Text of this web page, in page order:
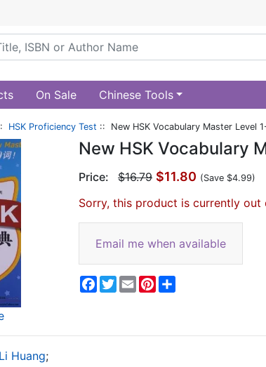
On Sale Chinese Tools
HSK Proficiency Test :: New HSK Vocabulary Master Level
New HSK Vocabulary
Price: $16.79 $11.80 (Save $4.99)
Sorry, this product is currently out
Email me when available
Facebook
Twitter
EmailPinterest
Li Huang;